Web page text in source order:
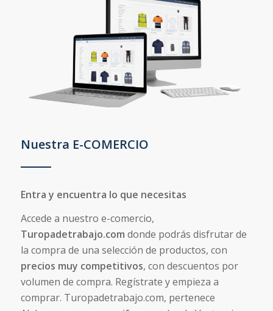
Nuestra E-COMERCIO
Entra y encuentra lo que necesitas
Accede a nuestro e-comercio,
Turopadetrabajo.com donde podrás disfrutar de
la compra de una selección de productos, con
precios muy competitivos, con descuentos por
volumen de compra. Regístrate y empieza a
comprar. Turopadetrabajo.com, pertenece